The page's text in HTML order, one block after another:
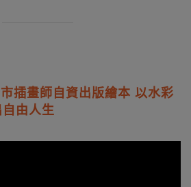
市插畫師自資出版繪本 以水彩
由人生